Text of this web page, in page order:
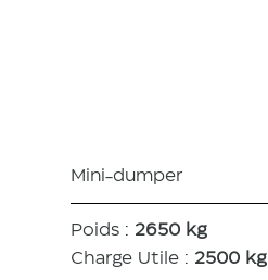
Mini-dumper
Poids : 2650 kg
Charge Utile : 2500 kg